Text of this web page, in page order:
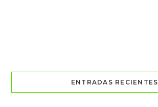
ENTRADAS RECIENTES